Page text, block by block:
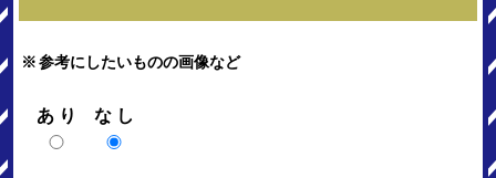
※ 参考にしたいものの画像など
あり なし